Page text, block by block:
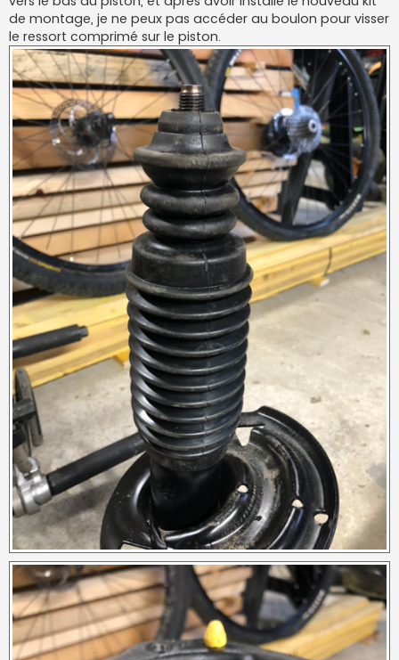
de montage, je ne peux pas accéder au boulon pour visser
le ressort comprimé sur le piston.